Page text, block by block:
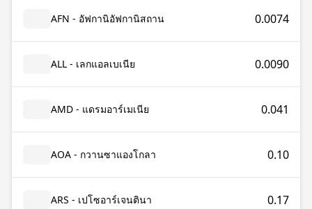
AFN - อัฟกานิอัฟกานิสถาน 0.0074
ALL - เลกแอลเบเนีย 0.0090
AMD - แดรมอาร์เมเนีย 0.041
AOA - กวานซาแองโกลา 0.10
ARS - เปโซอาร์เจนตินา 0.17